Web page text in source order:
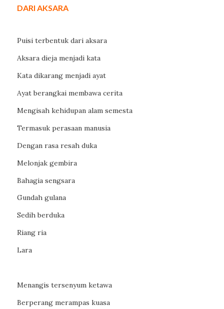
DARI AKSARA
Puisi terbentuk dari aksara
Aksara dieja menjadi kata
Kata dikarang menjadi ayat
Ayat berangkai membawa cerita
Mengisah kehidupan alam semesta
Termasuk perasaan manusia
Dengan rasa resah duka
Melonjak gembira
Bahagia sengsara
Gundah gulana
Sedih berduka
Riang ria
Lara
Menangis tersenyum ketawa
Berperang merampas kuasa